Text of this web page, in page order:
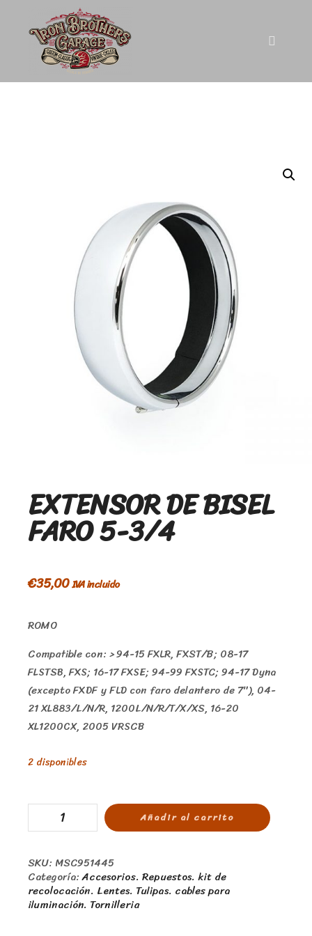
EXTENSOR DE BISEL
FARO 5-3/4
€35,00IVA incluido
ROMO
Compatible con: > 94-15 FXLR, FXST/B; 08-17
FLSTSB, FXS; 16-17 FXSE; 94-99 FXSTC; 94-17 Dyna
(excepto FXDF y FLD con faro delantero de 7″), 04-
21 XL883/L/N/R, 1200L/N/R/T/X/XS, 16-20
XL1200CX, 2005 VRSCB
2 disponibles
Añadir al carrito
SKU: MSC951445
Categoría:Accesorios. Repuestos. kit de
recolocación. Lentes. Tulipas. cables para
iluminación. Tornilleria